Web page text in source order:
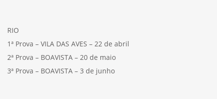
RIO
1ª Prova – VILA DAS AVES – 22 de abril
2ª Prova – BOAVISTA – 20 de maio
3ª Prova – BOAVISTA – 3 de junho